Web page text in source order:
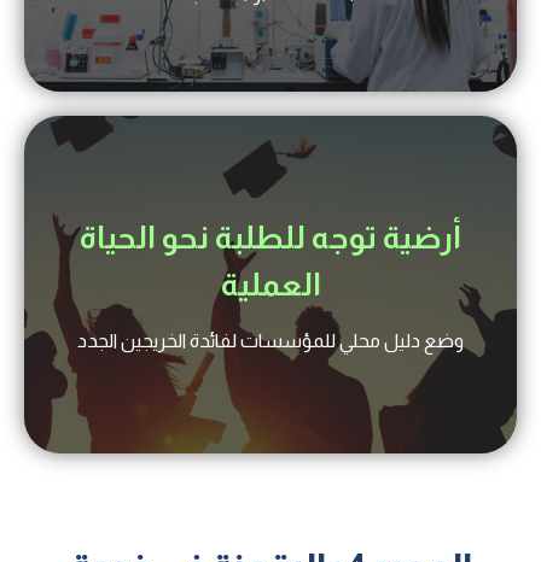
أرضية توجه للطلبة نحو الحياة
العملية
وضع دليل محلي للمؤسسات لفائدة الخريجين الجدد